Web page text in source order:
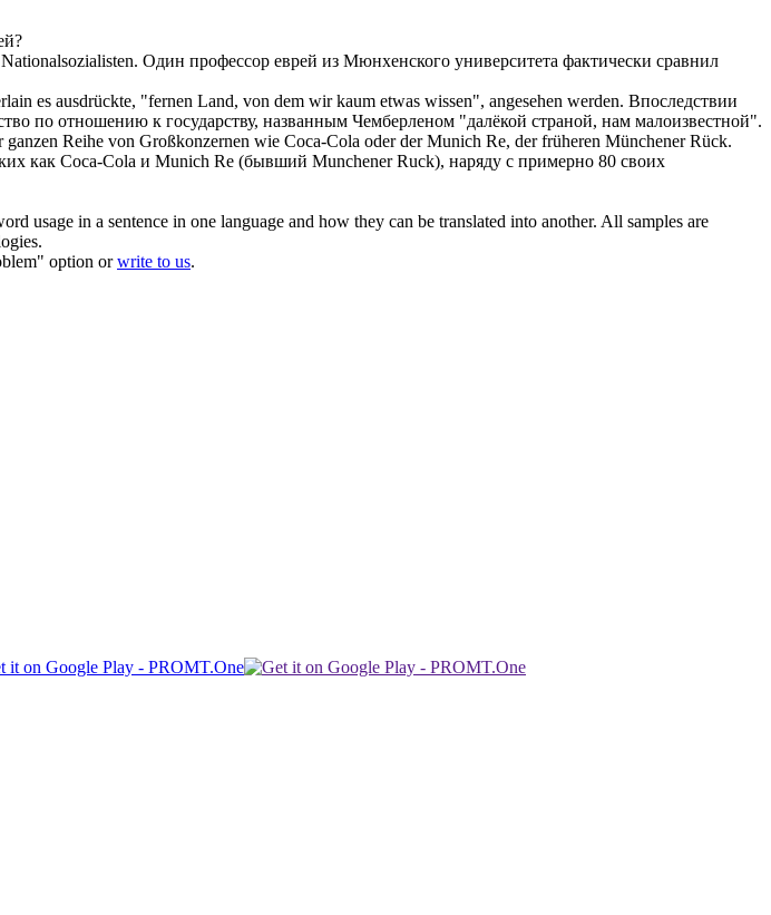
Один профессор еврей из Мюнхенского университета фактически сравнил
es ausdrückte, "fernen Land, von dem wir kaum etwas wissen", angesehen werden. Впоследствии
по отношению к государству, названным Чемберленом "далёкой страной, нам малоизвестной".
Reihe von Großkonzernen wie Coca-Cola oder der Munich Re, der früheren MünchenerRück.
как Coca-Cola и Munich Re (бывший Munchener Ruck), наряду с примерно 80 своих
usage in a sentence in one language and how they can be translated into another. All samples are
option orwrite to us.